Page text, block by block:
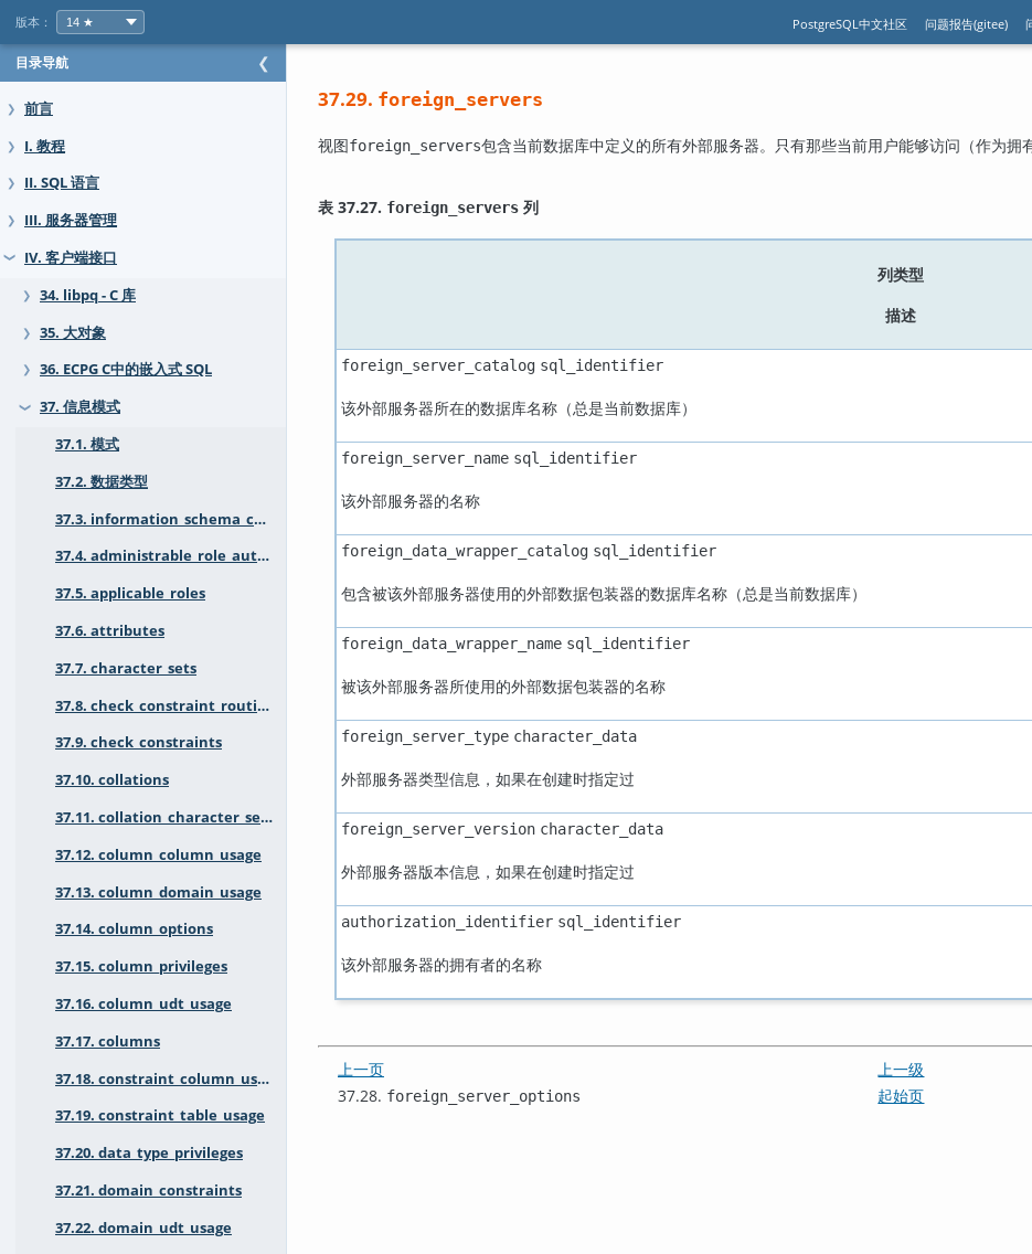
版本： PostgreSQL中文社区 问题报告(gitee)
目录导航 ❮
❯ 前言
❯ I. 教程
❯ II. SQL 语言
❯ III. 服务器管理
❯ IV. 客户端接口
❯ 34. libpq - C 库
❯ 35. 大对象
❯ 36. ECPG C中的嵌入式 SQL
❯
37. 信息模式
37.1. 模式
37.2. 数据类型
37.3. information_schema_catalog_name
37.4. administrable_role_authorizations
37.5. applicable_roles
37.6. attributes
37.7. character_sets
37.8. check_constraint_routine_usage
37.9. check_constraints
37.10. collations
37.11. collation_character_set_applicability
37.12. column_column_usage
37.13. column_domain_usage
37.14. column_options
37.15. column_privileges
37.16. column_udt_usage
37.17. columns
37.18. constraint_column_usage
37.19. constraint_table_usage
37.20. data_type_privileges
37.21. domain_constraints
37.22. domain_udt_usage
37.29. foreign_servers
视图foreign_servers包含当前数据库中定义的所有外部服务器。只有那些当前用户能够访问（作为拥
表 37.27. foreign_servers 列
列类型
描述
foreign_server_catalog sql_identifier
该外部服务器所在的数据库名称（总是当前数据库）
foreign_server_name sql_identifier
该外部服务器的名称
foreign_data_wrapper_catalog sql_identifier
包含被该外部服务器使用的外部数据包装器的数据库名称（总是当前数据库）
foreign_data_wrapper_name sql_identifier
被该外部服务器所使用的外部数据包装器的名称
foreign_server_type character_data
外部服务器类型信息，如果在创建时指定过
foreign_server_version character_data
外部服务器版本信息，如果在创建时指定过
authorization_identifier sql_identifier
该外部服务器的拥有者的名称
上一页 上一级
37.28. foreign_server_options 起始页